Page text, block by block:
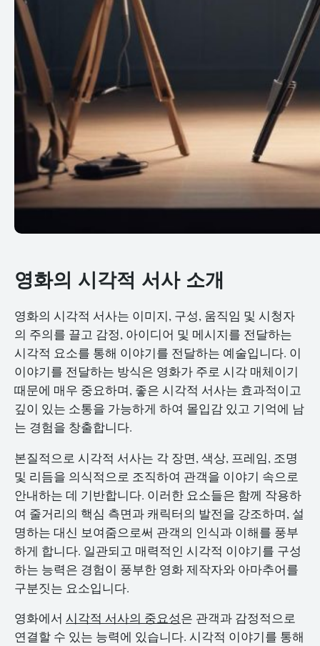
영화의 시각적 서사 소개
영화의 시각적 서사는 이미지, 구성, 움직임 및 시청자
의 주의를 끌고 감정, 아이디어 및 메시지를 전달하는
시각적 요소를 통해 이야기를 전달하는 예술입니다. 이
이야기를 전달하는 방식은 영화가 주로 시각 매체이기
때문에 매우 중요하며, 좋은 시각적 서사는 효과적이고
깊이 있는 소통을 가능하게 하여 몰입감 있고 기억에 남
는 경험을 창출합니다.
본질적으로 시각적 서사는 각 장면, 색상, 프레임, 조명
및 리듬을 의식적으로 조직하여 관객을 이야기 속으로
안내하는 데 기반합니다. 이러한 요소들은 함께 작용하
여 줄거리의 핵심 측면과 캐릭터의 발전을 강조하며, 설
명하는 대신 보여줌으로써 관객의 인식과 이해를 풍부
하게 합니다. 일관되고 매력적인 시각적 이야기를 구성
하는 능력은 경험이 풍부한 영화 제작자와 아마추어를
구분짓는 요소입니다.
영화에서 시각적 서사의 중요성은 관객과 감정적으로
연결할 수 있는 능력에 있습니다. 시각적 이야기를 통해